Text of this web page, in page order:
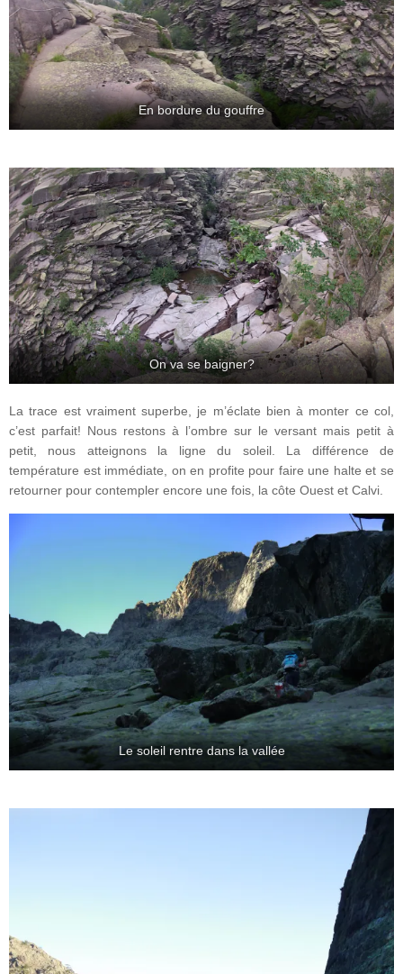
En bordure du gouffre
On va se baigner?
La trace est vraiment superbe, je m’éclate bien à monter ce col,
c’est parfait! Nous restons à l’ombre sur le versant mais petit à
petit, nous atteignons la ligne du soleil. La différence de
température est immédiate, on en profite pour faire une halte et se
retourner pour contempler encore une fois, la côte Ouest et Calvi.
Le soleil rentre dans la vallée